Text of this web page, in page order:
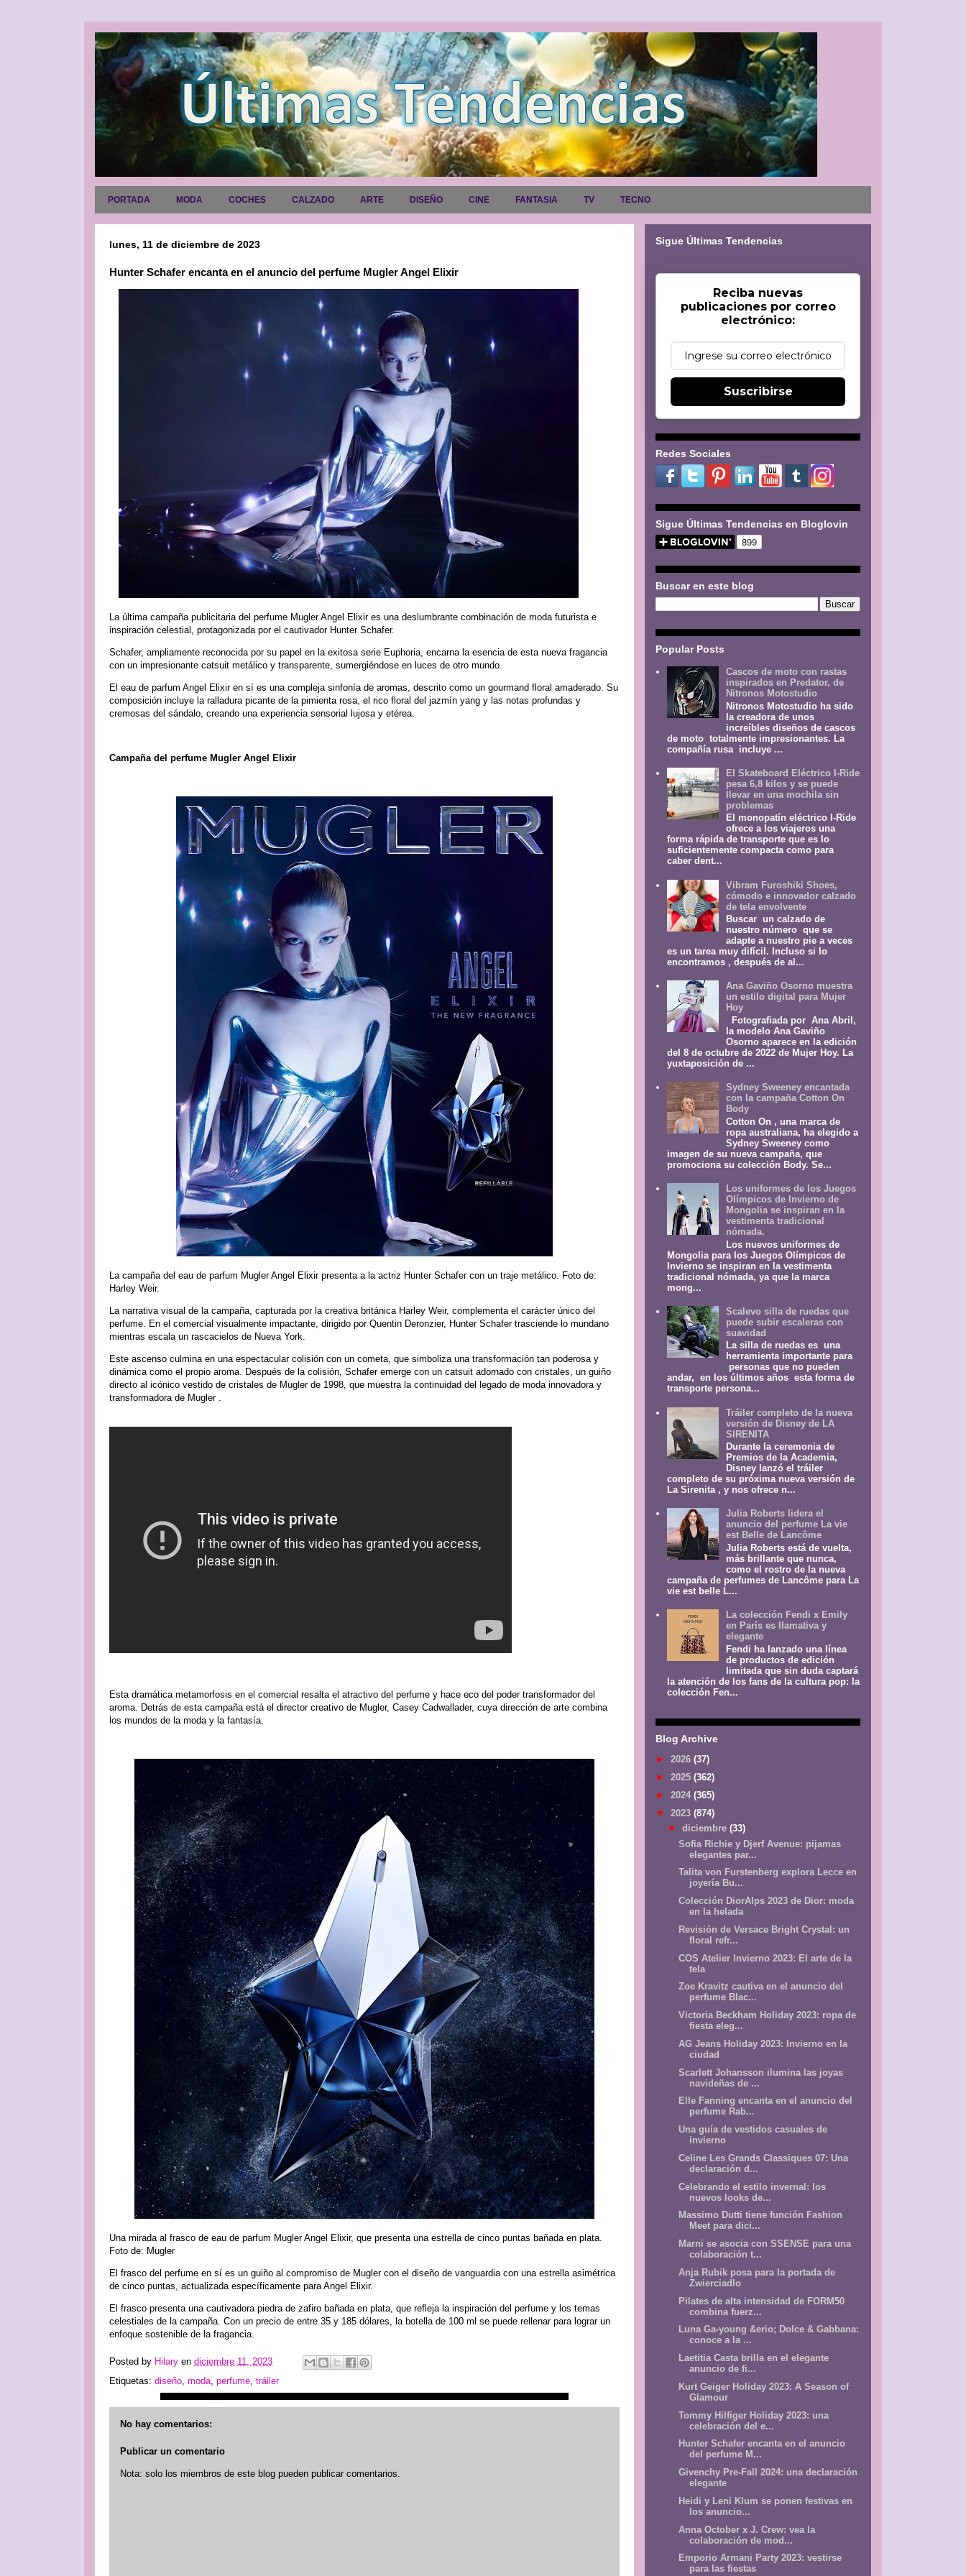
PORTADA MODA COCHES CALZADO ARTE DISEÑO CINE FANTASIA TV TECNO
lunes, 11 de diciembre de 2023
Hunter Schafer encanta en el anuncio del perfume Mugler Angel Elixir
La última campaña publicitaria del perfume Mugler Angel Elixir es una deslumbrante combinación de moda futurista e
inspiración celestial, protagonizada por el cautivador Hunter Schafer.
Schafer, ampliamente reconocida por su papel en la exitosa serie Euphoria, encarna la esencia de esta nueva fragancia
con un impresionante catsuit metálico y transparente, sumergiéndose en luces de otro mundo.
El eau de parfum Angel Elixir en sí es una compleja sinfonía de aromas, descrito como un gourmand floral amaderado. Su
composición incluye la ralladura picante de la pimienta rosa, el rico floral del jazmín yang y las notas profundas y
cremosas del sándalo, creando una experiencia sensorial lujosa y etérea.
Campaña del perfume Mugler Angel Elixir
La campaña del eau de parfum Mugler Angel Elixir presenta a la actriz Hunter Schafer con un traje metálico. Foto de:
Harley Weir.
La narrativa visual de la campaña, capturada por la creativa británica Harley Weir, complementa el carácter único del
perfume. En el comercial visualmente impactante, dirigido por Quentin Deronzier, Hunter Schafer trasciende lo mundano
mientras escala un rascacielos de Nueva York.
Este ascenso culmina en una espectacular colisión con un cometa, que simboliza una transformación tan poderosa y
dinámica como el propio aroma. Después de la colisión, Schafer emerge con un catsuit adornado con cristales, un guiño
directo al icónico vestido de cristales de Mugler de 1998, que muestra la continuidad del legado de moda innovadora y
transformadora de Mugler .
Esta dramática metamorfosis en el comercial resalta el atractivo del perfume y hace eco del poder transformador del
aroma. Detrás de esta campaña está el director creativo de Mugler, Casey Cadwallader, cuya dirección de arte combina
los mundos de la moda y la fantasía.
Una mirada al frasco de eau de parfum Mugler Angel Elixir, que presenta una estrella de cinco puntas bañada en plata.
Foto de: Mugler
El frasco del perfume en sí es un guiño al compromiso de Mugler con el diseño de vanguardia con una estrella asimétrica
de cinco puntas, actualizada específicamente para Angel Elixir.
El frasco presenta una cautivadora piedra de zafiro bañada en plata, que refleja la inspiración del perfume y los temas
celestiales de la campaña. Con un precio de entre 35 y 185 dólares, la botella de 100 ml se puede rellenar para lograr un
enfoque sostenible de la fragancia.
Posted by Hilary en diciembre 11, 2023
Etiquetas: diseño moda perfume tráiler
No hay comentarios:
Publicar un comentario
Nota: solo los miembros de este blog pueden publicar comentarios.
Sigue Últimas Tendencias
Reciba nuevas
publicaciones por correo
electrónico:
Suscribirse
Redes Sociales
Sigue Últimas Tendencias en Bloglovin
Buscar en este blog
Popular Posts
Cascos de moto con rastas
inspirados en Predator, de
Nitronos Motostudio
Nitronos Motostudio ha sido
la creadora de unos
increíbles diseños de cascos
de moto totalmente impresionantes. La
compañía rusa incluye ...
El Skateboard Eléctrico I-Ride
pesa 6,8 kilos y se puede
llevar en una mochila sin
problemas
El monopatín eléctrico I-Ride
ofrece a los viajeros una
forma rápida de transporte que es lo
suficientemente compacta como para
caber dent...
Vibram Furoshiki Shoes,
cómodo e innovador calzado
de tela envolvente
Buscar un calzado de
nuestro número que se
adapte a nuestro pie a veces
es un tarea muy difícil. Incluso si lo
encontramos , después de al...
Ana Gaviño Osorno muestra
un estilo digital para Mujer
Hoy
Fotografiada por Ana Abril,
la modelo Ana Gaviño
Osorno aparece en la edición
del 8 de octubre de 2022 de Mujer Hoy. La
yuxtaposición de ...
Sydney Sweeney encantada
con la campaña Cotton On
Body
Cotton On , una marca de
ropa australiana, ha elegido a
Sydney Sweeney como
imagen de su nueva campaña, que
promociona su colección Body. Se...
Los uniformes de los Juegos
Olímpicos de Invierno de
Mongolia se inspiran en la
vestimenta tradicional
nómada.
Los nuevos uniformes de
Mongolia para los Juegos Olímpicos de
Invierno se inspiran en la vestimenta
tradicional nómada, ya que la marca
mong...
Scalevo silla de ruedas que
puede subir escaleras con
suavidad
La silla de ruedas es una
herramienta importante para
personas que no pueden
andar, en los últimos años esta forma de
transporte persona...
Tráiler completo de la nueva
versión de Disney de LA
SIRENITA
Durante la ceremonia de
Premios de la Academia,
Disney lanzó el tráiler
completo de su próxima nueva versión de
La Sirenita , y nos ofrece n...
Julia Roberts lidera el
anuncio del perfume La vie
est Belle de Lancôme
Julia Roberts está de vuelta,
más brillante que nunca,
como el rostro de la nueva
campaña de perfumes de Lancôme para La
vie est belle L...
La colección Fendi x Emily
en París es llamativa y
elegante
Fendi ha lanzado una línea
de productos de edición
limitada que sin duda captará
la atención de los fans de la cultura pop: la
colección Fen...
Blog Archive
► 2026 (37)
► 2025 (362)
► 2024 (365)
▼ 2023 (874)
▼ diciembre (33)
Sofia Richie y Djerf Avenue: pijamas
elegantes par...
Talita von Furstenberg explora Lecce en
joyería Bu...
Colección DiorAlps 2023 de Dior: moda
en la helada
Revisión de Versace Bright Crystal: un
floral refr...
COS Atelier Invierno 2023: El arte de la
tela
Zoe Kravitz cautiva en el anuncio del
perfume Blac...
Victoria Beckham Holiday 2023: ropa de
fiesta eleg...
AG Jeans Holiday 2023: Invierno en la
ciudad
Scarlett Johansson ilumina las joyas
navideñas de ...
Elle Fanning encanta en el anuncio del
perfume Rab...
Una guía de vestidos casuales de
invierno
Celine Les Grands Classiques 07: Una
declaración d...
Celebrando el estilo invernal: los
nuevos looks de...
Massimo Dutti tiene función Fashion
Meet para dici...
Marni se asocia con SSENSE para una
colaboración t...
Anja Rubik posa para la portada de
Zwierciadlo
Pilates de alta intensidad de FORM50
combina fuerz...
Luna Ga-young &erio; Dolce & Gabbana:
conoce a la ...
Laetitia Casta brilla en el elegante
anuncio de fi...
Kurt Geiger Holiday 2023: A Season of
Glamour
Tommy Hilfiger Holiday 2023: una
celebración del e...
Hunter Schafer encanta en el anuncio
del perfume M...
Givenchy Pre-Fall 2024: una declaración
elegante
Heidi y Leni Klum se ponen festivas en
los anuncio...
Anna October x J. Crew: vea la
colaboración de mod...
Emporio Armani Party 2023: vestirse
para las fiestas